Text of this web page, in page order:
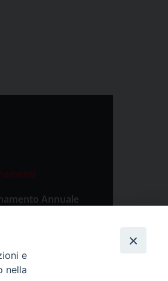
Annuale
Singola
e
nella